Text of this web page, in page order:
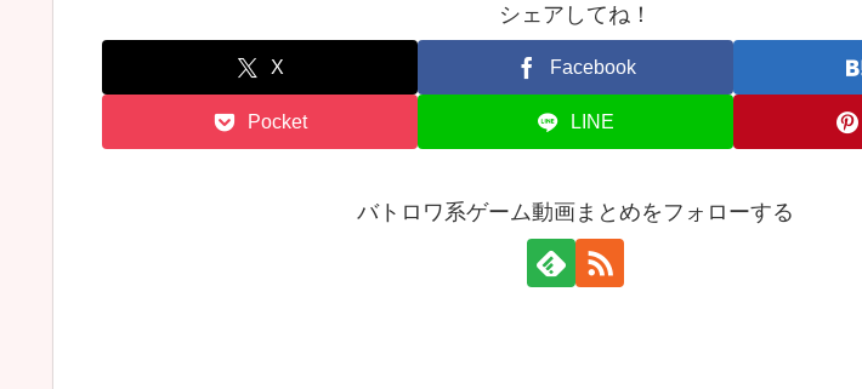
シェアしてね！
X Facebook
Pocket LINE
バトロワ系ゲーム動画まとめをフォローする